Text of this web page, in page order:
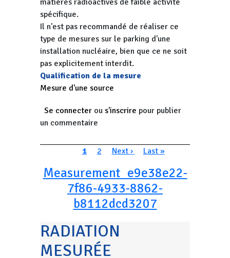
matières radioactives de faible activité
spécifique.
Il n'est pas recommandé de réaliser ce
type de mesures sur le parking d'une
installation nucléaire, bien que ce ne soit
pas explicitement interdit.
Qualification de la mesure
Mesure d'une source
Se connecter ou s'inscrire pour publier
un commentaire
PaginationPage courante
1 Page
2 Page suivante
Next › Dernière page
Last »
Measurement_e9e38e22-
7f86-4933-8862-
b8112dcd3207
RADIATION
MESURÉE